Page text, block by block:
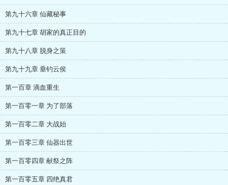
第九十六章 仙藏秘事
第九十七章 胡家的真正目的
第九十八章 脱身之策
第九十九章 垂钓云侯
第一百章 滴血重生
第一百零一章 为了部落
第一百零二章 大战始
第一百零三章 仙器出世
第一百零四章 献祭之阵
第一百零五章 四绝真君